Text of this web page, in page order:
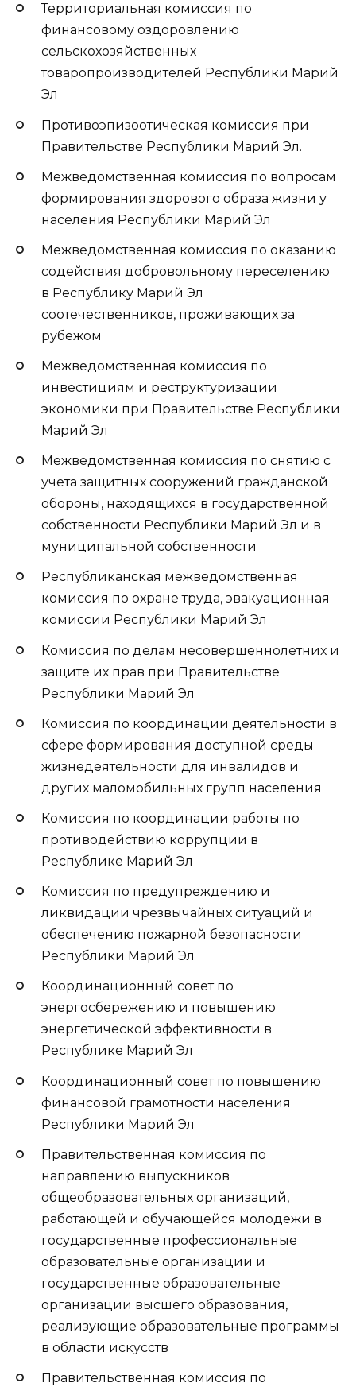
Территориальная комиссия по
финансовому оздоровлению
сельскохозяйственных
товаропроизводителей Республики Марий
Эл
Противоэпизоотическая комиссия при
Правительстве Республики Марий Эл.
Межведомственная комиссия по вопросам
формирования здорового образа жизни у
населения Республики Марий Эл
Межведомственная комиссия по оказанию
содействия добровольному переселению
в Республику Марий Эл
соотечественников, проживающих за
рубежом
Межведомственная комиссия по
инвестициям и реструктуризации
экономики при Правительстве Республики
Марий Эл
Межведомственная комиссия по снятию с
учета защитных сооружений гражданской
обороны, находящихся в государственной
собственности Республики Марий Эл и в
муниципальной собственности
Республиканская межведомственная
комиссия по охране труда, эвакуационная
комиссии Республики Марий Эл
Комиссия по делам несовершеннолетних и
защите их прав при Правительстве
Республики Марий Эл
Комиссия по координации деятельности в
сфере формирования доступной среды
жизнедеятельности для инвалидов и
других маломобильных групп населения
Комиссия по координации работы по
противодействию коррупции в
Республике Марий Эл
Комиссия по предупреждению и
ликвидации чрезвычайных ситуаций и
обеспечению пожарной безопасности
Республики Марий Эл
Координационный совет по
энергосбережению и повышению
энергетической эффективности в
Республике Марий Эл
Координационный совет по повышению
финансовой грамотности населения
Республики Марий Эл
Правительственная комиссия по
направлению выпускников
общеобразовательных организаций,
работающей и обучающейся молодежи в
государственные профессиональные
образовательные организации и
государственные образовательные
организации высшего образования,
реализующие образовательные программы
в области искусств
Правительственная комиссия по